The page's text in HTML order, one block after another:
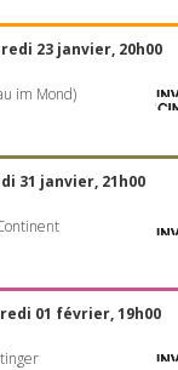
23 janvier, 20h00
im Mond)
31 janvier, 21h00
01 février, 19h00